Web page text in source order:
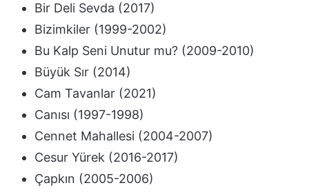
Bir Deli Sevda (2017)
Bizimkiler (1999-2002)
Bu Kalp Seni Unutur mu? (2009-2010)
Büyük Sır (2014)
Cam Tavanlar (2021)
Canısı (1997-1998)
Cennet Mahallesi (2004-2007)
Cesur Yürek (2016-2017)
Çapkın (2005-2006)